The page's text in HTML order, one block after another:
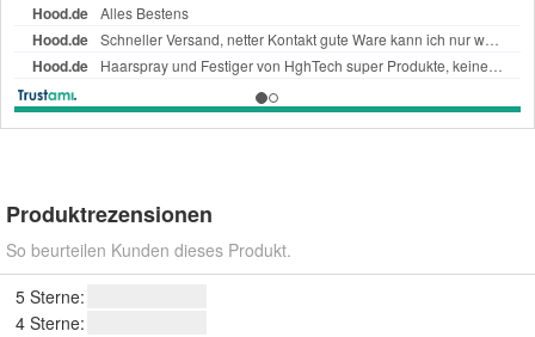
Produktrezensionen
So beurteilen Kunden dieses Produkt.
5 Sterne:
4 Sterne: